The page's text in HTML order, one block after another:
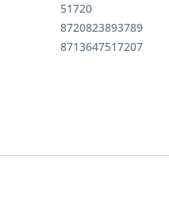
51720
8720823893789
8713647517207